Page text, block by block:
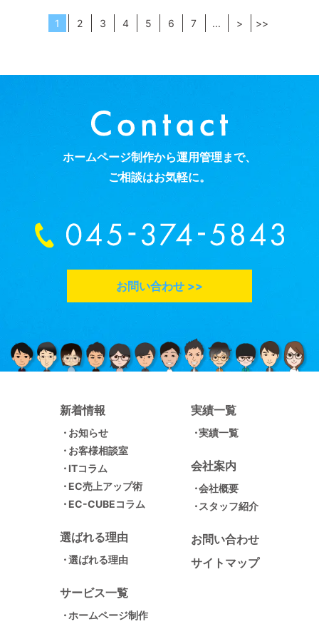
1 2 3 4 5 6 7 ... > >>
ホームページ制作から運用管理まで、
ご相談はお気軽に。
お問い合わせ >>
新着情報
お知らせ
お客様相談室
ITコラム
EC売上アップ術
EC-CUBEコラム
選ばれる理由
選ばれる理由
サービス一覧
ホームページ制作
実績一覧
実績一覧
会社案内
会社概要
スタッフ紹介
お問い合わせ
サイトマップ